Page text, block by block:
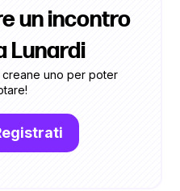
un incontro
Lunardi
uno per poter